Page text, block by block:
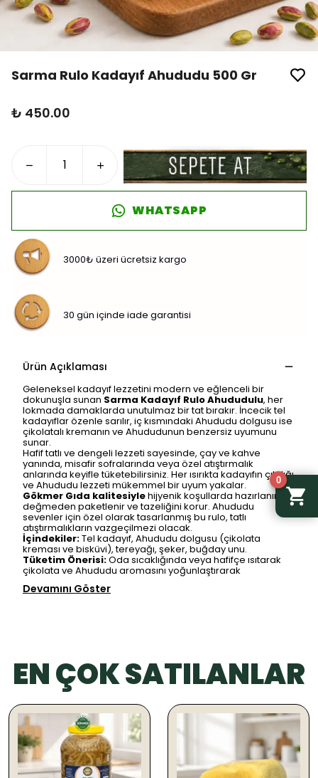
0
Sarma Rulo Kadayıf Ahududu 500 Gr
₺ 450.00
WHATSAPP
3000₺ üzeri ücretsiz kargo
30 gün içinde iade garantisi
Ürün Açıklaması
Geleneksel kadayıf lezzetini modern ve eğlenceli bir
dokunuşla sunan Sarma Kadayıf Rulo Ahududulu, her
lokmada damaklarda unutulmaz bir tat bırakır. İncecik tel
kadayıflar özenle sarılır, iç kısmındaki Ahududu dolgusu ise
çikolatalı kremanın ve Ahududunun benzersiz uyumunu
sunar.
Hafif tatlı ve dengeli lezzeti sayesinde, çay ve kahve
yanında, misafir sofralarında veya özel atıştırmalık
anlarında keyifle tüketebilirsiniz. Her ısırıkta kadayıfın çıtırlığı
ve Ahududu lezzeti mükemmel bir uyum yakalar.
Gökmer Gıda kalitesiylehijyenik koşullarda hazırlanır, el
değmeden paketlenir ve tazeliğini korur. Ahududu
sevenler için özel olarak tasarlanmış bu rulo, tatlı
atıştırmalıkların vazgeçilmezi olacak.
İçindekiler:Tel kadayıf, Ahududu dolgusu (çikolata
kreması ve bisküvi), tereyağı, şeker, buğday unu.
Tüketim Önerisi:Oda sıcaklığında veya hafifçe ısıtarak
çikolata ve Ahududu aromasını yoğunlaştırarak
Devamını Göster
EN ÇOK SATILANLAR